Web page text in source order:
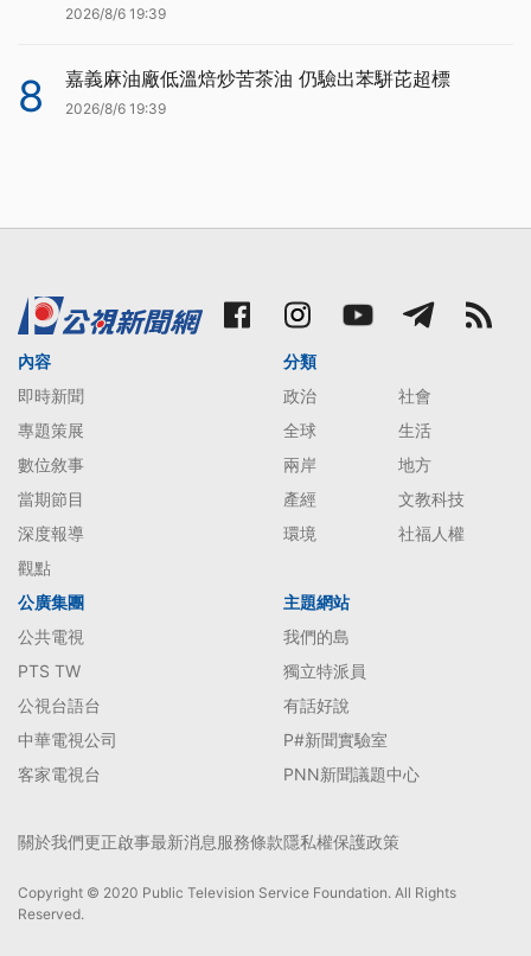
2026/8/6 19:39
8 嘉義麻油廠低溫焙炒苦茶油 仍驗出苯駢芘超標
2026/8/6 19:39
內容
即時新聞
專題策展
數位敘事
當期節目
深度報導
觀點
分類
政治
社會
全球
生活
兩岸
地方
產經
文教科技
環境
社福人權
公廣集團
公共電視
PTS TW
公視台語台
中華電視公司
客家電視台
主題網站
我們的島
獨立特派員
有話好說
P#新聞實驗室
PNN新聞議題中心
關於我們更正啟事最新消息服務條款隱私權保護政策
Copyright © 2020 Public Television Service Foundation. All Rights
Reserved.